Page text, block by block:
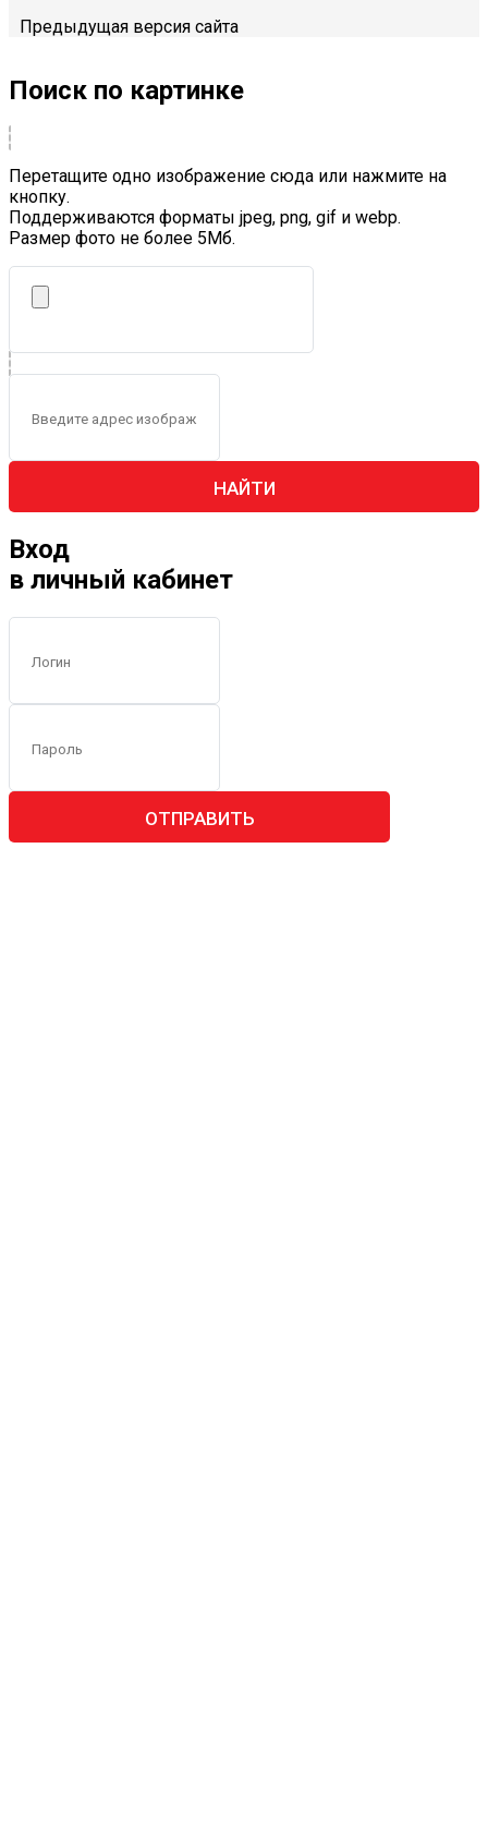
Предыдущая версия сайта
Поиск по картинке
Перетащите одно изображение сюда или нажмите на
кнопку.
Поддерживаются форматы jpeg, png, gif и webp.
Размер фото не более 5Mб.
НАЙТИ
Вход
в личный кабинет
ОТПРАВИТЬ